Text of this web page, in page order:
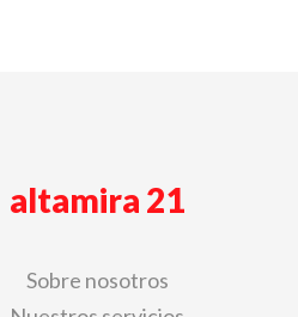
altamira 21
Sobre nosotros